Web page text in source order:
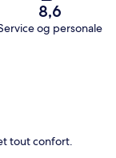
8,6
og personale
tout confort.